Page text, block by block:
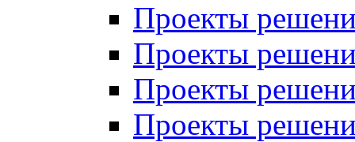
Проекты
Проекты
Проекты
Проекты